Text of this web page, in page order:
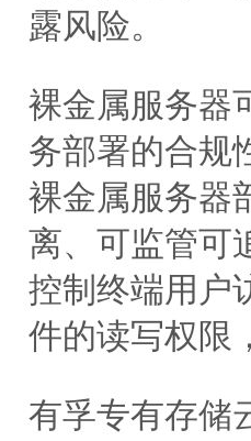
露风险。
裸金属服务器
务部署的合规
裸金属服务器
离、可监管可
控制终端用户
件的读写权限
有孚专有存储